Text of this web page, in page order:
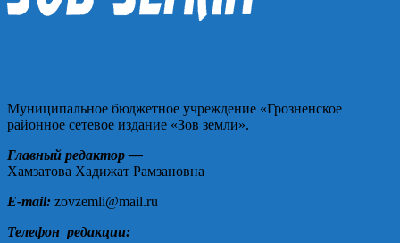
Муниципальное бюджетное учреждение «Грозненское
районное сетевое издание «Зов земли».
Главный редактор —
Хамзатова Хадижат Рамзановна
E-mail: zovzemli@mail.ru
Телефон редакции: